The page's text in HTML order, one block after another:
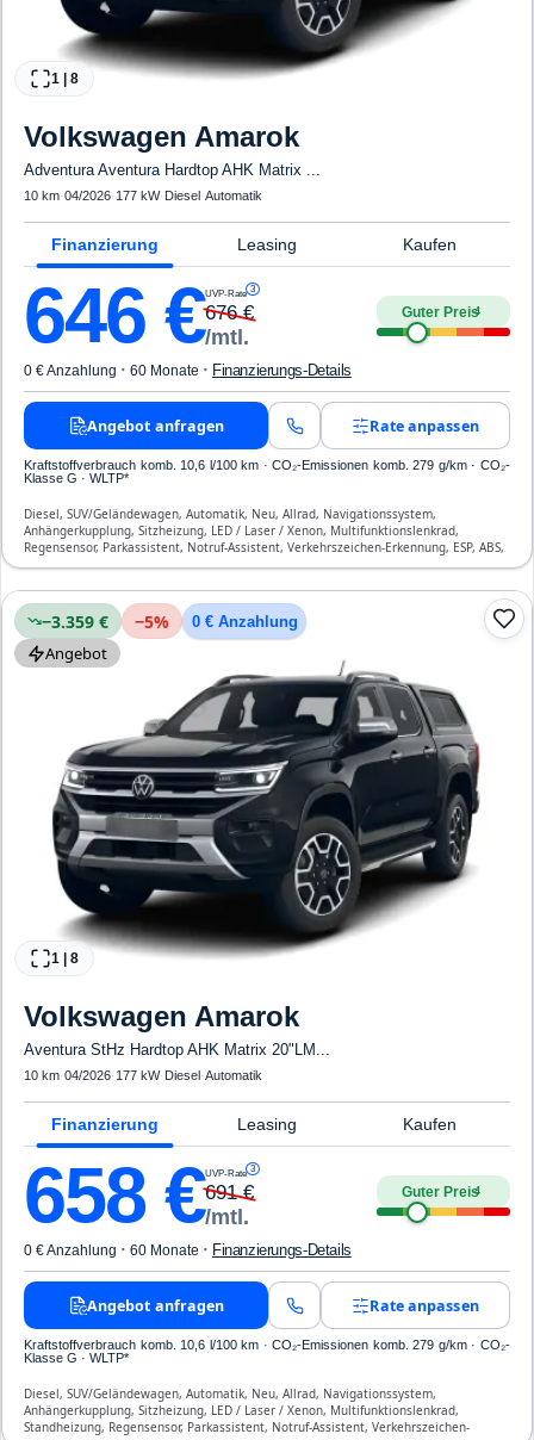
1 8
Volkswagen Amarok
Adventura Aventura Hardtop AHK Matrix ...
10 km·04/2026· 177 kW· Diesel·Automatik
Finanzierung Leasing Kaufen
646 €UVP-Rate 3
676€
/mtl.
Guter Preis4
0 € Anzahlung · 60 Monate · Finanzierungs-Details
Angebot anfragen Rate anpassen
Kraftstoffverbrauch komb. 10,6 l/100 km · CO₂-Emissionen komb. 279 g/km · CO₂-
Klasse G · WLTP*
Diesel, SUV/Geländewagen, Automatik, Neu, Allrad, Navigationssystem,
Anhängerkupplung, Sitzheizung, LED / Laser / Xenon, Multifunktionslenkrad,
Regensensor, Parkassistent, Notruf-Assistent, Verkehrszeichen-Erkennung, ESP, ABS,
Klimatisierung, Airbag
−3.359 € −5% 0 € Anzahlung
Angebot
1 8
Volkswagen Amarok
Aventura StHz Hardtop AHK Matrix 20"LM...
10 km·04/2026· 177 kW· Diesel·Automatik
Finanzierung Leasing Kaufen
658€UVP-Rate 3
691€
/mtl.
Guter Preis4
0 € Anzahlung · 60 Monate · Finanzierungs-Details
Angebot anfragen Rate anpassen
Kraftstoffverbrauch komb. 10,6 l/100 km · CO₂-Emissionen komb. 279 g/km · CO₂-
Klasse G · WLTP*
Diesel, SUV/Geländewagen, Automatik, Neu, Allrad, Navigationssystem,
Anhängerkupplung, Sitzheizung, LED / Laser / Xenon, Multifunktionslenkrad,
Standheizung, Regensensor, Parkassistent, Notruf-Assistent, Verkehrszeichen-